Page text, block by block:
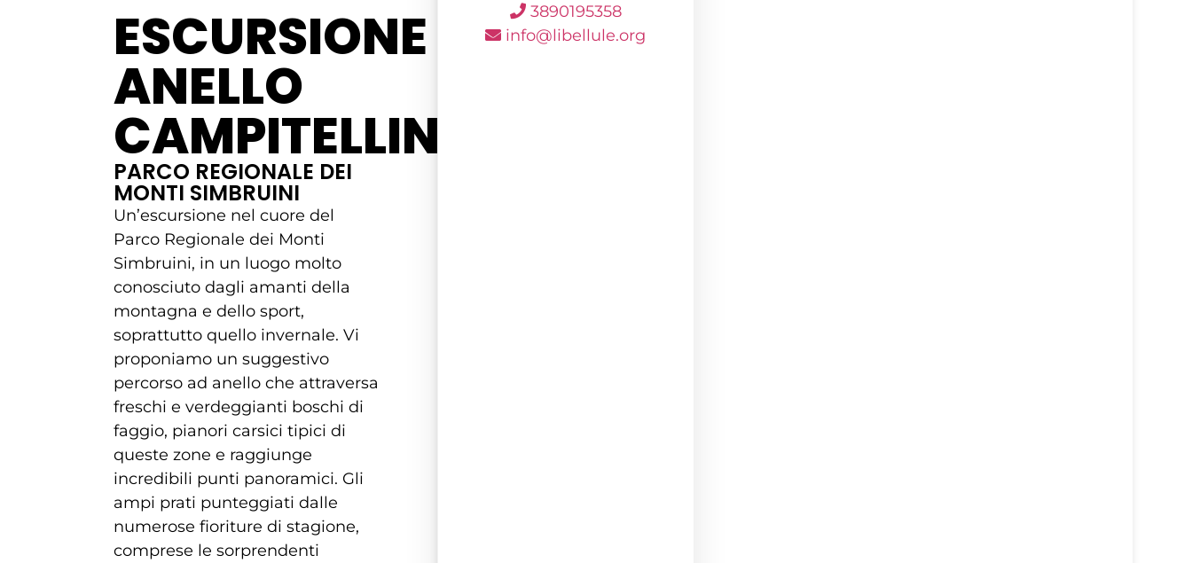
ESCURSIONE
ANELLO
CAMPITELLINO
PARCO REGIONALE DEI
MONTI SIMBRUINI
Un’escursione nel cuore del
Parco Regionale dei Monti
Simbruini, in un luogo molto
conosciuto dagli amanti della
montagna e dello sport,
soprattutto quello invernale. Vi
proponiamo un suggestivo
percorso ad anello che attraversa
freschi e verdeggianti boschi di
faggio, pianori carsici tipici di
queste zone e raggiunge
incredibili punti panoramici. Gli
ampi prati punteggiati dalle
numerose fioriture di stagione,
comprese le sorprendenti
3890195358
info@libellule.org